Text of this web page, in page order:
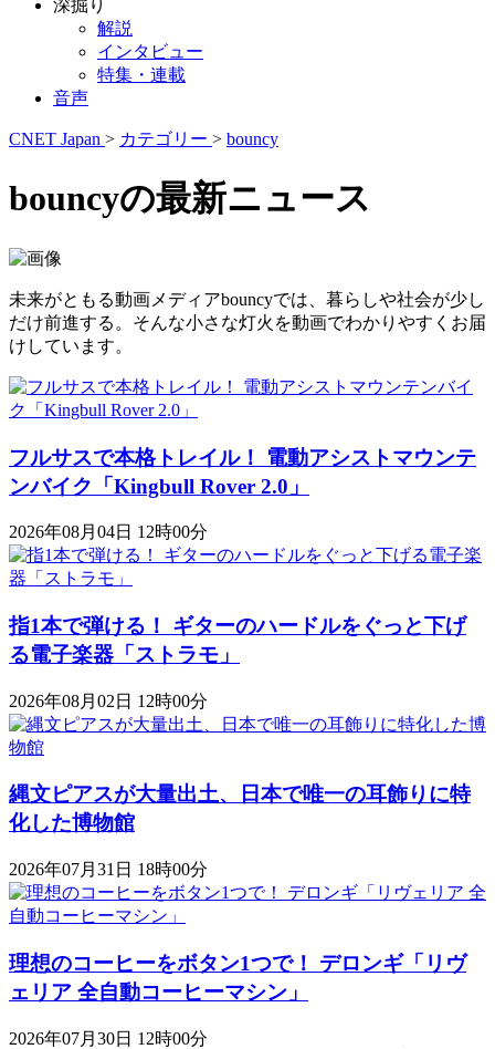
深掘り
解説
インタビュー
特集・連載
音声
CNET Japan > カテゴリー > bouncy
bouncyの最新ニュース
未来がともる動画メディアbouncyでは、暮らしや社会が少し
だけ前進する。そんな小さな灯火を動画でわかりやすくお届
けしています。
フルサスで本格トレイル！ 電動アシストマウンテ
ンバイク「Kingbull Rover 2.0」
2026年08月04日 12時00分
指1本で弾ける！ ギターのハードルをぐっと下げ
る電子楽器「ストラモ」
2026年08月02日 12時00分
縄文ピアスが大量出土、日本で唯一の耳飾りに特
化した博物館
2026年07月31日 18時00分
理想のコーヒーをボタン1つで！ デロンギ「リヴ
ェリア 全自動コーヒーマシン」
2026年07月30日 12時00分